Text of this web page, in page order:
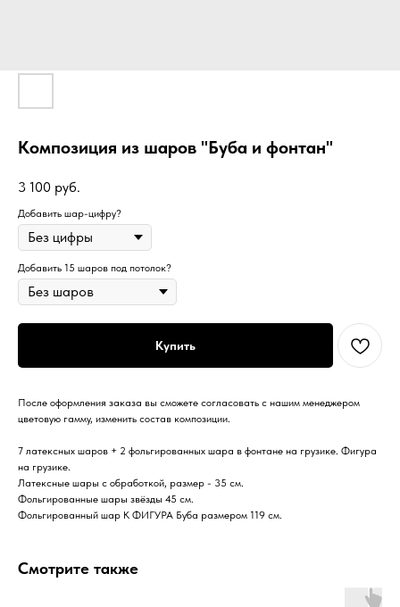
Композиция из шаров "Буба и фонтан"
3 100 руб.
Добавить шар-цифру?
Добавить 15 шаров под потолок?
Купить
После оформления заказа вы сможете согласовать с нашим менеджером
цветовую гамму, изменить состав композиции.
7 латексных шаров + 2 фольгированных шара в фонтане на грузике. Фигура
на грузике.
Латексные шары с обработкой, размер - 35 см.
Фольгированные шары звёзды 45 см.
Фольгированный шар К ФИГУРА Буба размером 119 см.
Смотрите также